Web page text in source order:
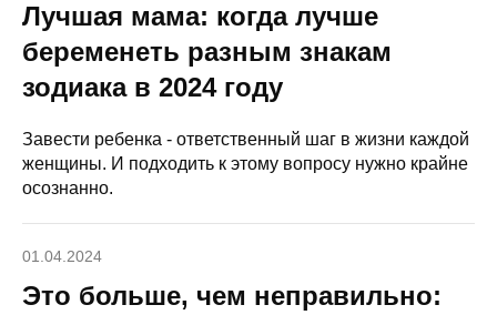
Лучшая мама: когда лучше
беременеть разным знакам
зодиака в 2024 году
Завести ребенка - ответственный шаг в жизни каждой
женщины. И подходить к этому вопросу нужно крайне
осознанно.
01.04.2024
Это больше, чем неправильно: